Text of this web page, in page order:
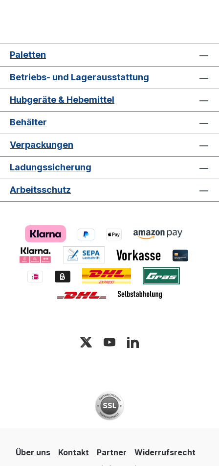
Paletten
Betriebs- und Lagerausstattung
Hubgeräte & Hebemittel
Behälter
Verpackungen
Ladungssicherung
Arbeitsschutz
Über uns Kontakt Partner
Widerrufsrecht